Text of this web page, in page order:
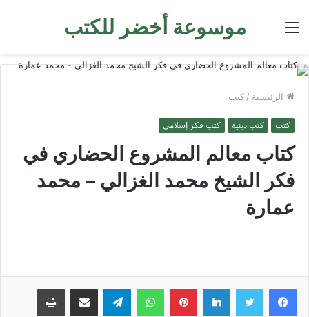
موسوعة أخضر للكتب القائمة
الرئيسية / كتب
كتب كتب دينية كتب فكر إسلامي
كتاب معالم المشروع الحضاري في
فكر الشيخ محمد الغزالي – محمد
عمارة
لينكدإن بينتيريستواتساب تيلقرام مشاركة عبر البريد طباعة